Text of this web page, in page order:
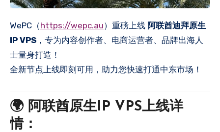
WePC（https://wepc.au）重磅上线 阿联酋迪拜原生
IP VPS ，专为内容创作者、电商运营者、品牌出海人
士量身打造！
全新节点上线即刻可用，助力您快速打通中东市场！
🌍 阿联酋原生IP VPS上线详
情：